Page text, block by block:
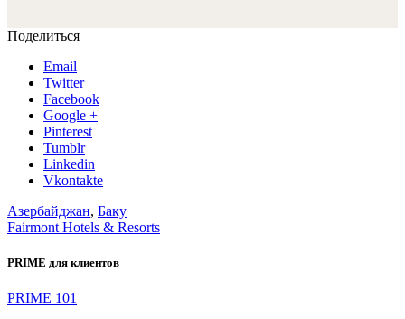
Поделиться
Email
Twitter
Facebook
Google +
Pinterest
Tumblr
Linkedin
Vkontakte
Азербайджан, Баку
Fairmont Hotels & Resorts
PRIME для клиентов
PRIME 101